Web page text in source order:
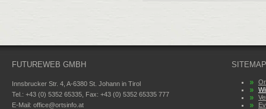
FUTUREWEB GMBH
Innsbrucker Str. 4, A-6380 St. Johann in Tirol
Tel.: +43 (0) 5352 65335, Fax: +43 (0) 5352 65335 777
E-Mail: office@ortsinfo.at
SITEMAP